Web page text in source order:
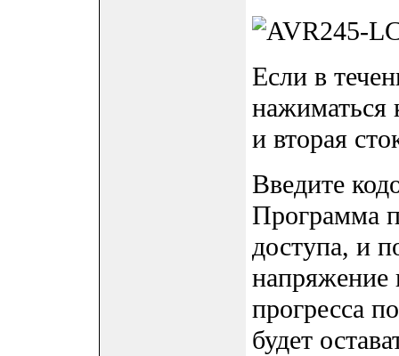
Если в
нажиматься
и вторая
Введите
Программа
доступа, и
напряжение
прогресса
будет